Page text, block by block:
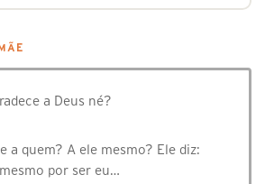
MÃE
a Deus né?
a quem? A ele mesmo? Ele diz:
por ser eu…